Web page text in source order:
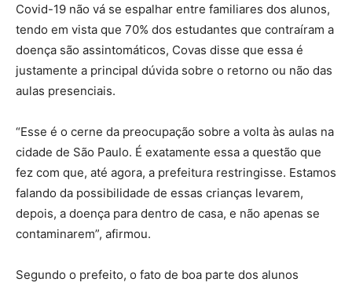
Covid-19 não vá se espalhar entre familiares dos alunos,
tendo em vista que 70% dos estudantes que contraíram a
doença são assintomáticos, Covas disse que essa é
justamente a principal dúvida sobre o retorno ou não das
aulas presenciais.
“Esse é o cerne da preocupação sobre a volta às aulas na
cidade de São Paulo. É exatamente essa a questão que
fez com que, até agora, a prefeitura restringisse. Estamos
falando da possibilidade de essas crianças levarem,
depois, a doença para dentro de casa, e não apenas se
contaminarem”, afirmou.
Segundo o prefeito, o fato de boa parte dos alunos